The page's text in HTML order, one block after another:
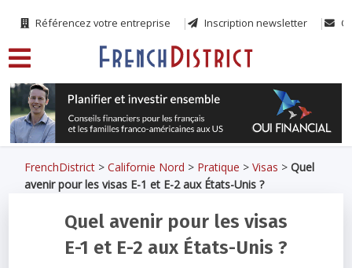
Référencez votre entreprise Inscription newsletter
FrenchDistrict >Californie Nord > Pratique >Visas >Quel
avenir pour les visas E-1 et E-2 aux États-Unis ?
Quel avenir pour les visas
E-1 et E-2 aux États-Unis ?